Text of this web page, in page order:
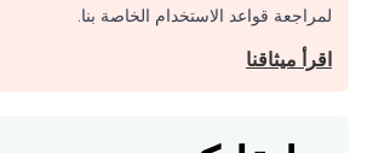
لمراجعة قواعد الاستخدام الخاصة بنا.
اقرأ ميثاقنا